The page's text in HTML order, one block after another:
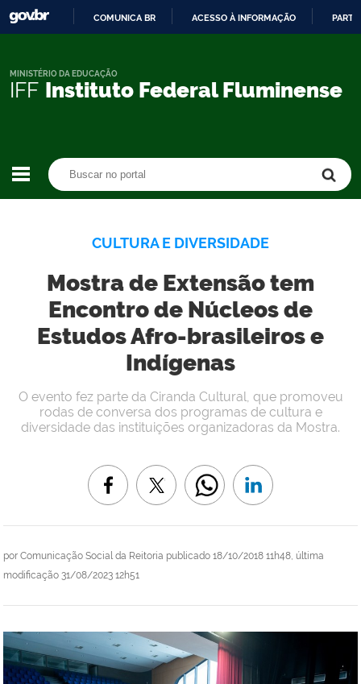
CONTEÚDO
COMUNICA BR ACESSO À INFORMAÇÃO
IFF Instituto Federal Fluminense
MINISTÉRIO DA EDUCAÇÃO
CULTURA E DIVERSIDADE
Mostra de Extensão tem
Encontro de Núcleos de
Estudos Afro-brasileiros e
Indígenas
por Comunicação Social da Reitoria publicado 18/10/2018 11h48, última
modificação 31/08/2023 12h51
O evento fez parte da Ciranda Cultural, que promoveu
rodas de conversa dos programas de cultura e
diversidade das instituições organizadoras da Mostra.